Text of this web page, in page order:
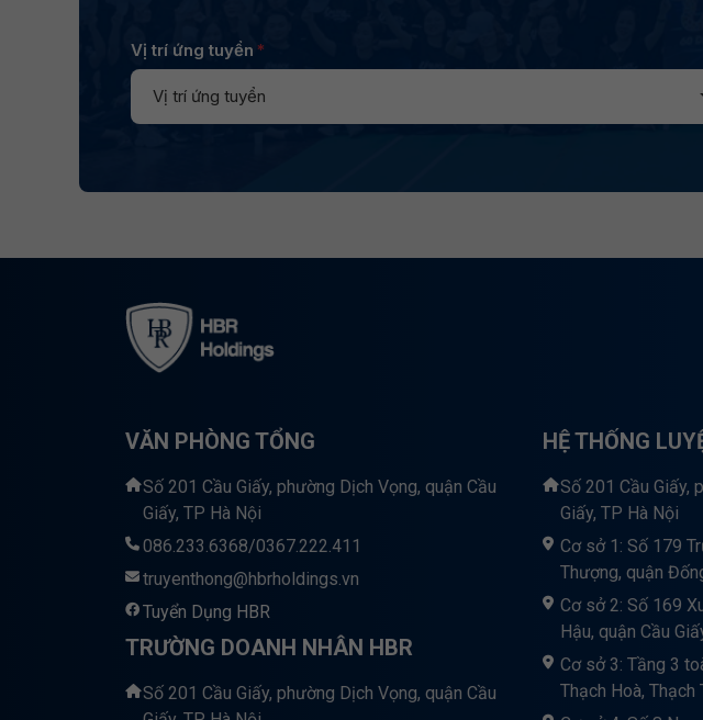
Vị trí ứng tuyển *
VĂN PHÒNG TỔNG
Số 201 Cầu Giấy, phường Dịch Vọng, quận Cầu
Giấy, TP Hà Nội
086.233.6368/0367.222.411
truyenthong@hbrholdings.vn
Tuyển Dụng HBR
TRƯỜNG DOANH NHÂN HBR
Số 201 Cầu Giấy, phường Dịch Vọng, quận Cầu
HỆ THỐNG
Số 201 Cầu Giấy,
Giấy, TP Hà Nội
Cơ sở 1: Số 179
Thượng, quận
Cơ sở 2: Số 169
Hậu, quận Cầu
Cơ sở 3: Tầng 3
Thạch Hoà, Thạch